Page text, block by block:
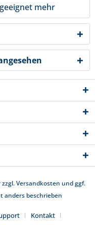
mehr
Versandkosten und ggf.
anders beschrieben
Kontakt